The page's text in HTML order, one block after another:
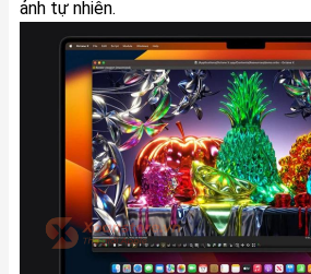
ảnh tự nhiên.